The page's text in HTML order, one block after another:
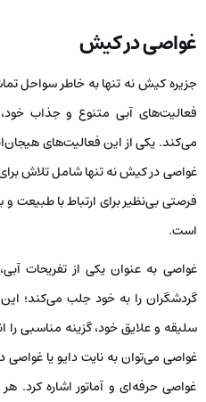
کایت بردینگ کیش یکی از جذاب‌ترین
است که به دلیل ویژگی‌های خاص
ورزش‌های آبی را به خود جلب
پاراگلایدینگ و اسکی روی آب است،
دارد. به همین دلیل، به گردشگران
کایت بردینگ به عنوان یک ورزش
آب‌ها و خنکای نسیم را برای
علاوه بر جنبه‌های هیجانی خود،
طبیعی جزیره کیش فراهم می‌کند. در